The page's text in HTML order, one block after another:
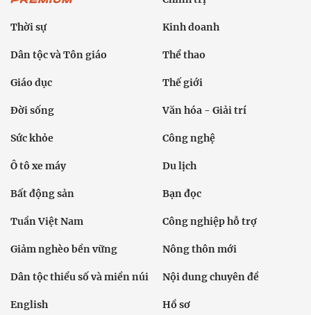
Thời sự Kinh doanh
Dân tộc và Tôn giáo Thể thao
Giáo dục Thế giới
Đời sống Văn hóa - Giải trí
Sức khỏe Công nghệ
Ô tô xe máy Du lịch
Bất động sản Bạn đọc
Tuần Việt Nam Công nghiệp hỗ trợ
Giảm nghèo bền vững Nông thôn mới
Dân tộc thiểu số và miền núi Nội dung chuyên đề
English Hồ sơ